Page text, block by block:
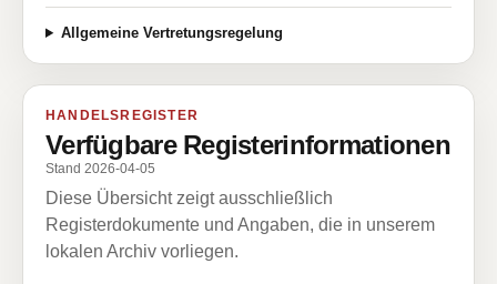
Allgemeine Vertretungsregelung
HANDELSREGISTER
Verfügbare Registerinformationen
Stand 2026-04-05
Diese Übersicht zeigt ausschließlich
Registerdokumente und Angaben, die in unserem
lokalen Archiv vorliegen.